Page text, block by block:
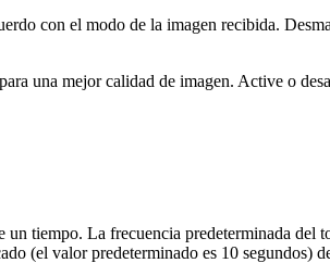
con el modo de la imagen recibida.
una mejor calidad de imagen. Active o
tiempo. La frecuencia predeterminada del
(el valor predeterminado es 10 segundos)